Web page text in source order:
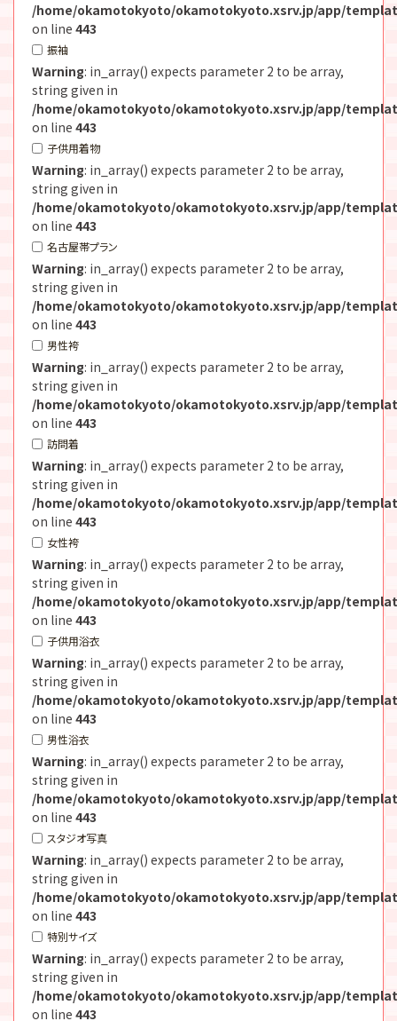
/home/okamotokyoto/okamotokyoto.xsrv.jp/app/
on line 443
振袖
Warning: in_array() expects parameter 2 to be array,
string given in
/home/okamotokyoto/okamotokyoto.xsrv.jp/app/
on line 443
子供用着物
Warning: in_array() expects parameter 2 to be array,
string given in
/home/okamotokyoto/okamotokyoto.xsrv.jp/app/
on line 443
名古屋帯プラン
Warning: in_array() expects parameter 2 to be array,
string given in
/home/okamotokyoto/okamotokyoto.xsrv.jp/app/
on line 443
男性袴
Warning: in_array() expects parameter 2 to be array,
string given in
/home/okamotokyoto/okamotokyoto.xsrv.jp/app/
on line 443
訪問着
Warning: in_array() expects parameter 2 to be array,
string given in
/home/okamotokyoto/okamotokyoto.xsrv.jp/app/
on line 443
女性袴
Warning: in_array() expects parameter 2 to be array,
string given in
/home/okamotokyoto/okamotokyoto.xsrv.jp/app/
on line 443
子供用浴衣
Warning: in_array() expects parameter 2 to be array,
string given in
/home/okamotokyoto/okamotokyoto.xsrv.jp/app/
on line 443
男性浴衣
Warning: in_array() expects parameter 2 to be array,
string given in
/home/okamotokyoto/okamotokyoto.xsrv.jp/app/
on line 443
スタジオ写真
Warning: in_array() expects parameter 2 to be array,
string given in
/home/okamotokyoto/okamotokyoto.xsrv.jp/app/
on line 443
特別サイズ
Warning: in_array() expects parameter 2 to be array,
string given in
/home/okamotokyoto/okamotokyoto.xsrv.jp/app/
on line 443